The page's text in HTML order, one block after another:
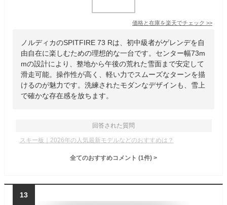
価格と在庫を楽天でチェック >>
ノルディカのSPITFIRE 73 Rは、初中級者がゲレンデを自
由自在に楽しむための理想的な一台です。センター幅73m
mの設計により、整地から午後の荒れた雪面まで安定して
滑走可能。操作性が高く、軽い力でスムーズなターンを描
けるのが魅力です。洗練されたモダンなデザインも、雪上
で確かな存在感を放ちます。
回答された質問
スキー板｜2026年の人気最新モデルなどのおすすめは？
全てのおすすめコメント (1件) >
13